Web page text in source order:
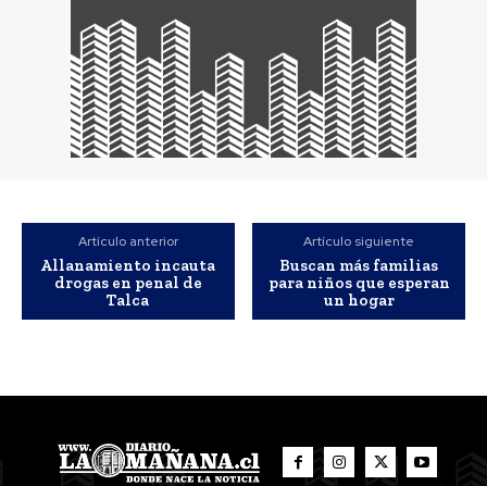
Artículo anterior
Allanamiento incauta
drogas en penal de
Talca
Artículo siguiente
Buscan más familias
para niños que esperan
un hogar